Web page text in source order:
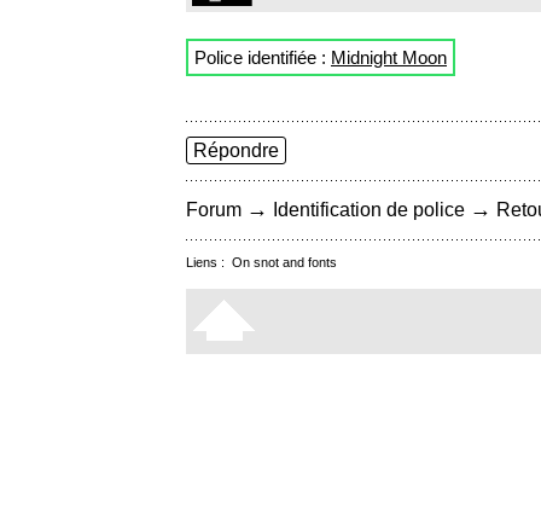
Police identifiée : Midnight Moon
Répondre
Forum → Identification de police →
Liens : On snot and fonts